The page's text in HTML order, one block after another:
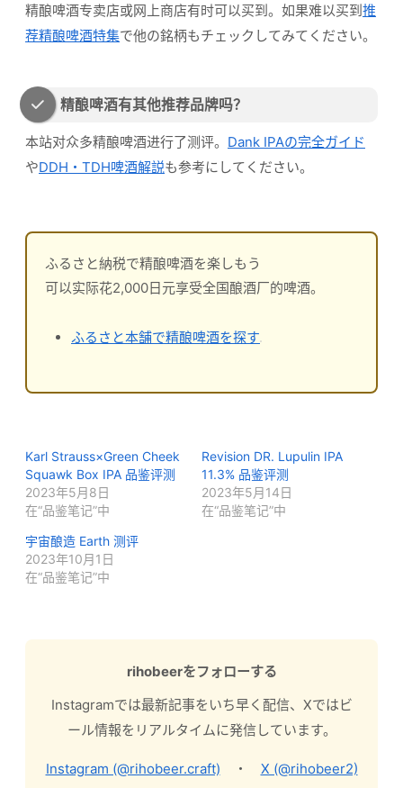
精酿啤酒专卖店或网上商店有时可以买到。如果难以买到推
荐精酿啤酒特集で他の銘柄もチェックしてみてください。
精酿啤酒有其他推荐品牌吗？
本站对众多精酿啤酒进行了测评。 Dank IPAの完全ガイド
やDDH・TDH啤酒解説も参考にしてください。
ふるさと納税で精酿啤酒を楽しもう
可以实际花2,000日元享受全国酿酒厂的啤酒。
ふるさと本舗で精酿啤酒を探す
Karl Strauss×Green Cheek
Squawk Box IPA 品鉴评测
2023年5月8日
在“品鉴笔记”中
Revision DR. Lupulin IPA
11.3% 品鉴评测
2023年5月14日
在“品鉴笔记”中
宇宙酿造 Earth 测评
2023年10月1日
在“品鉴笔记”中
rihobeerをフォローする
Instagramでは最新記事をいち早く配信、Xではビ
ール情報をリアルタイムに発信しています。
Instagram (@rihobeer.craft) ・ X (@rihobeer2)